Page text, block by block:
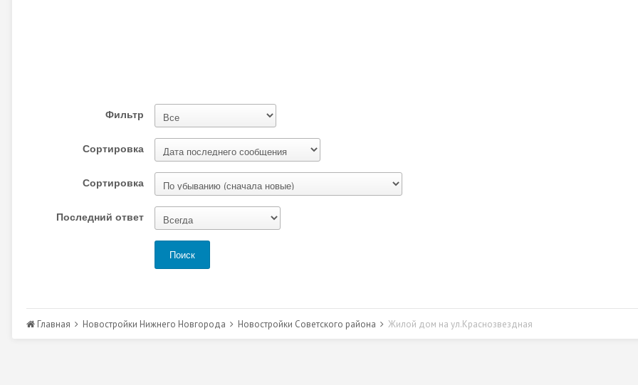
Фильтр
Сортировка
Сортировка
Последний ответ
Поиск
Главная Новостройки Нижнего Новгорода Новостройки Советского района Жилой дом на ул.Краснозвездная